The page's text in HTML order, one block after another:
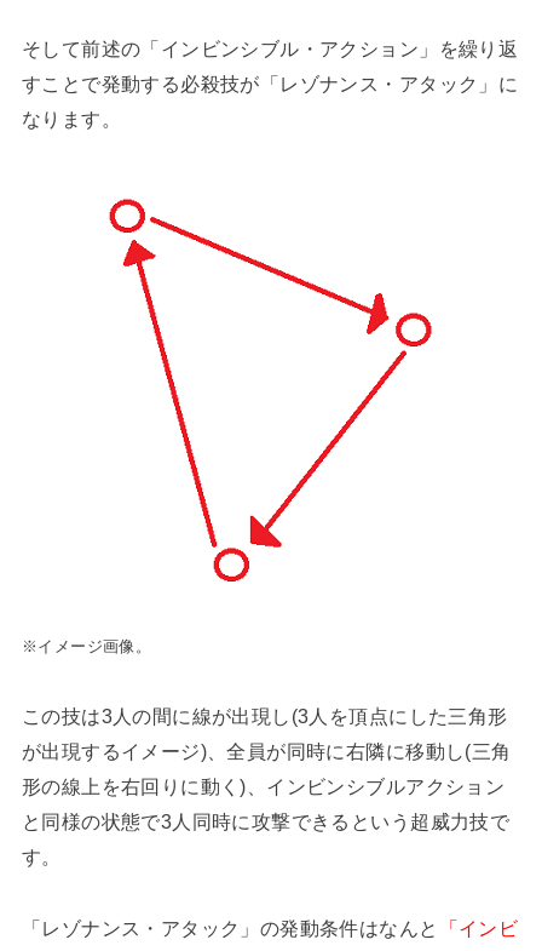
そして前述の「インビンシブル・アクション」を繰り返
すことで発動する必殺技が「レゾナンス・アタック」に
なります。
※イメージ画像。
この技は3人の間に線が出現し(3人を頂点にした三角形
が出現するイメージ)、全員が同時に右隣に移動し(三角
形の線上を右回りに動く)、インビンシブルアクション
と同様の状態で3人同時に攻撃できるという超威力技で
す。
「レゾナンス・アタック」の発動条件はなんと
「インビ